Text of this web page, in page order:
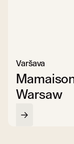
Warsaw
Varšava